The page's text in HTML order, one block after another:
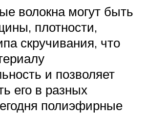
волокна могут быть
плотности,
скручивания, что
и позволяет
его в разных
полиэфирные